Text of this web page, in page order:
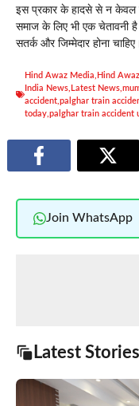
इस प्रकार के हादसे से न केवल
समाज के लिए भी एक चेतावनी
सतर्क और जिम्मेदार होना
Hind Awaz Media Hind
India News Latest News
accident palghar train
today palghar train accident
Join WhatsApp
Latest Stories